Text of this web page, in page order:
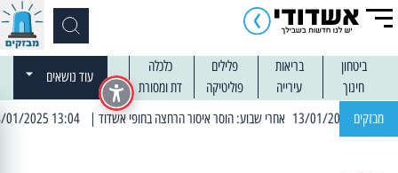
ביטחון בריאות פלילים
כלכלה
חינוך
עירייה פוליטיקה דת ומסורת
עוד נושאים
מבזקים | 13:04 14/01/2025 עובדים בלילות: עבודות קרצוף וריבוד אספלט